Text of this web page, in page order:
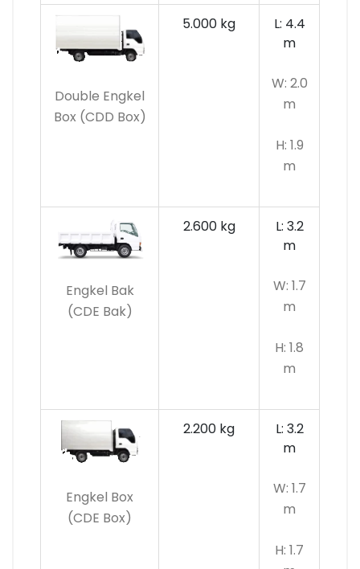
Double Engkel
Box (CDD Box)
5.000 kg
L: 4.4
m
W: 2.0
m
H: 1.9
m
Engkel Bak
(CDE Bak)
2.600 kg
L: 3.2
m
W: 1.7
m
H: 1.8
m
Engkel Box
(CDE Box)
2.200 kg
L: 3.2
m
W: 1.7
m
H: 1.7